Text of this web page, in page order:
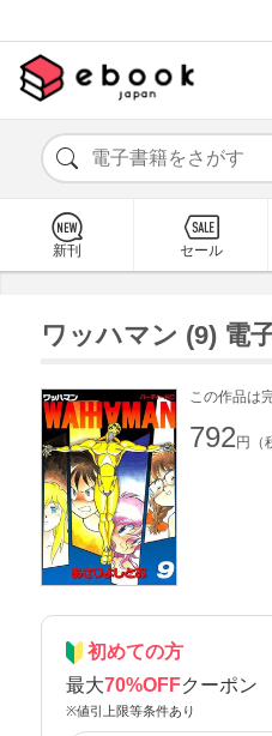
新刊 セール
ワッハマン (9) 電
この作品は
792 円（
初めての方
最大70%OFFクーポン
※値引上限等条件あり